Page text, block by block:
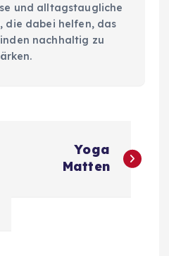
und alltagstaugliche
die dabei helfen, das
nachhaltig zu
Yoga
Matten